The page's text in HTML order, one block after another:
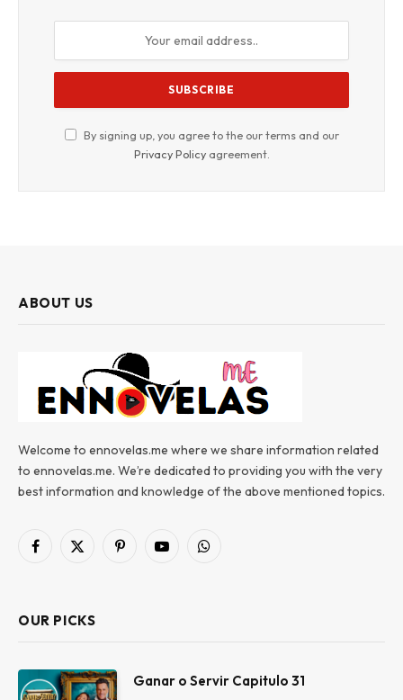
By signing up, you agree to the our terms and our
Privacy Policyagreement.
ABOUT US
Welcome to ennovelas.me where we share information related
to ennovelas.me. We’re dedicated to providing you with the very
best information and knowledge of the above mentioned topics.
Facebook
X
PinterestYouTubeWhatsApp
OUR PICKS
Ganar o Servir Capitulo 31